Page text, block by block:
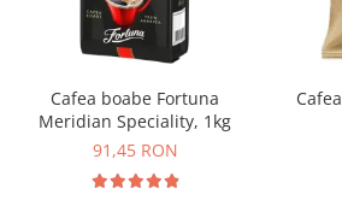
Cafea boabe Fortuna
Meridian Speciality, 1kg
91,45 RON